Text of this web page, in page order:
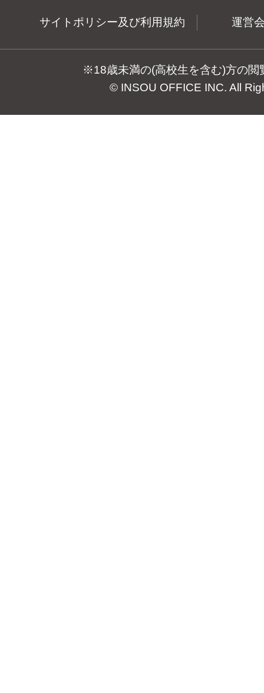
サイトポリシー及び利用規約 運営
※18歳未満の(高校生を含む)方の閲
© INSOU OFFICE INC. All